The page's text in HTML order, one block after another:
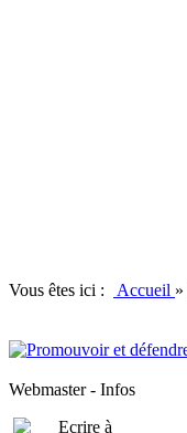
Vous êtes ici : Accueil »
Webmaster - Infos